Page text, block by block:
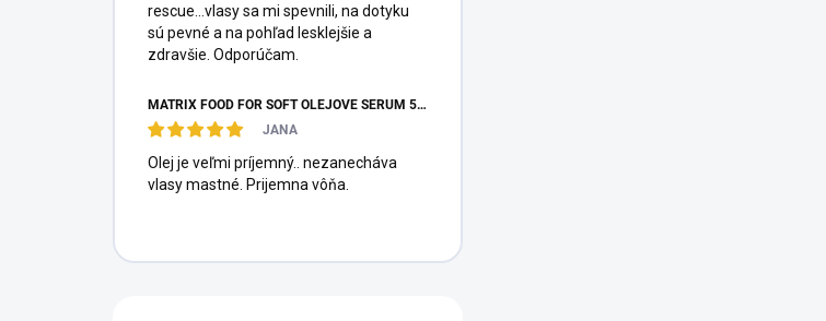
rescue...vlasy sa mi spevnili, na dotyku
sú pevné a na pohľad lesklejšie a
zdravšie. Odporúčam.
MATRIX FOOD FOR SOFT OLEJOVÉ SÉRUM 50ML
JANA
Olej je veľmi príjemný.. nezanecháva
vlasy mastné. Prijemna vôňa.